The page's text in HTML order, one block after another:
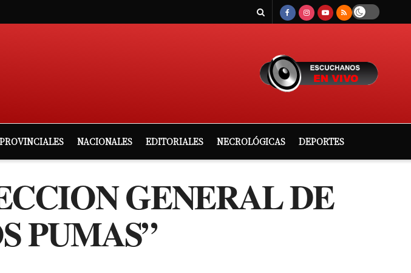
PROVINCIALES NACIONALES EDITORIALES NECROLÓGICAS DEPORTES
GENERAL DE
PUMAS”